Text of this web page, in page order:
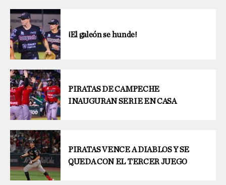
¡El galeón se hunde!
PIRATAS DE CAMPECHE
INAUGURAN SERIE EN CASA
PIRATAS VENCE A DIABLOS Y SE
QUEDA CON EL TERCER JUEGO